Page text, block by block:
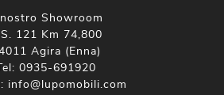
Showroom
121 Km 74,800
Agira (Enna)
0935-691920
info@lupomobili.com